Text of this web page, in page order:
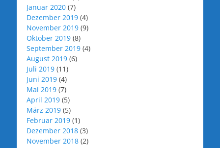
Januar 2020 (7)
Dezember 2019 (4)
November 2019 (9)
Oktober 2019 (8)
September 2019 (4)
August 2019 (6)
Juli 2019 (11)
Juni 2019 (4)
Mai 2019 (7)
April 2019 (5)
März 2019 (5)
Februar 2019 (1)
Dezember 2018 (3)
November 2018 (2)